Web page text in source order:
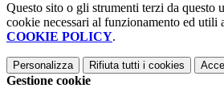
Questo sito o gli strumenti terzi da questo
cookie necessari al funzionamento ed utili
COOKIE POLICY.
Personalizza Rifiuta tutti i cookies
Gestione cookie